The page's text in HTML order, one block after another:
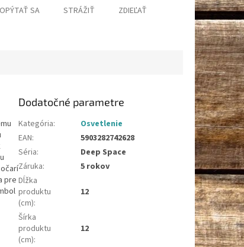
OPÝTAŤ SA STRÁŽIŤ ZDIEĽAŤ
pre
Dodatočné parametre
Kategória:
Osvetlenie
EAN:
5903282742628
Séria:
Deep Space
Záruka:
5 rokov
Dĺžka
produktu
(cm):
12
Šírka
produktu
(cm):
12